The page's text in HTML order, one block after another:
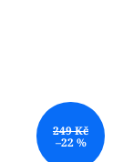
249 Kč
–22 %